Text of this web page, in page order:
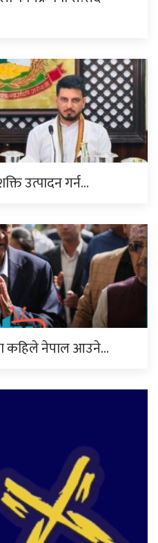
उत्पादन गर्न…
कहिले नेपाल आउने…